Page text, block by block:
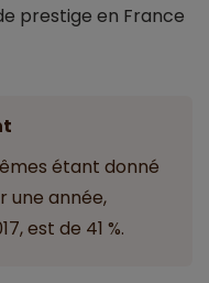
prestige en France
étant donné
une année,
est de 41 %.